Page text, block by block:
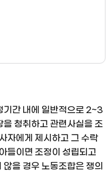
기간 내에 일반적으로 2~3
청취하고 관련사실을 조
자에게 제시하고 그 수락
들이면 조정이 성립되고
을 경우 노동조합은 쟁의